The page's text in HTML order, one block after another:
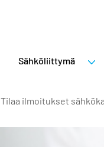
Sähköliittymä
Tilaa ilmoitukset